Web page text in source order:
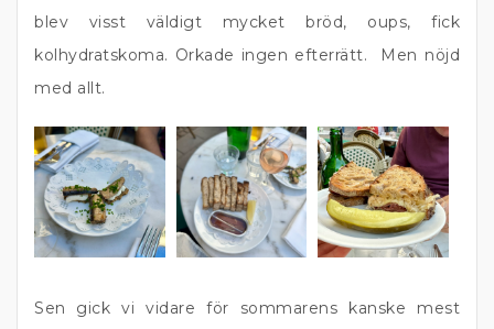
blev visst väldigt mycket bröd, oups, fick
kolhydratskoma. Orkade ingen efterrätt. Men nöjd
med allt.
Sen gick vi vidare för sommarens kanske mest